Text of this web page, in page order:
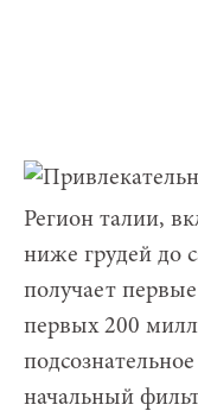
Регион талии,
ниже грудей до
получает
первых 200
начальный